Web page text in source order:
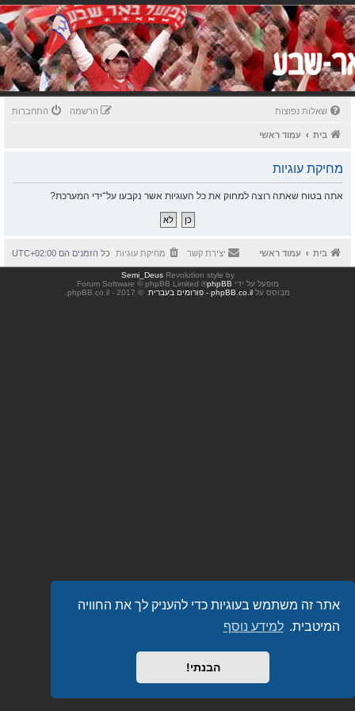
אתר זה משתמש בעוגיות כדי להעניק לך את החוויה
המיטבית. למידע נוסף
הבנתי!
שאלות נפוצות התחברות הרשמה
בית עמוד ראשי
מחיקת עוגיות
אתה בטוח שאתה רוצה למחוק את כל העוגיות אשר נקבעו על־ידי המערכת?
בית עמוד ראשי כל הזמנים הם UTC+02:00 מחיקת עוגיות יצירת קשר
Revolution style by
Semi_Deus
מופעל על ידי phpBB
® Forum Software © phpBB Limited
מבוסס על phpBB.co.il - פורומים בעברית . © 2017 - phpBB.co.il.